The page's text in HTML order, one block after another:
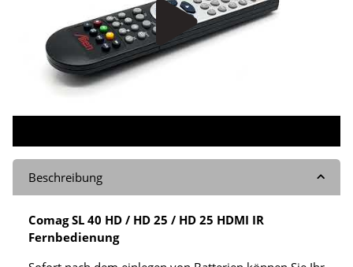
Beschreibung
Comag SL 40 HD / HD 25 / HD 25 HDMI IR
Fernbedienung